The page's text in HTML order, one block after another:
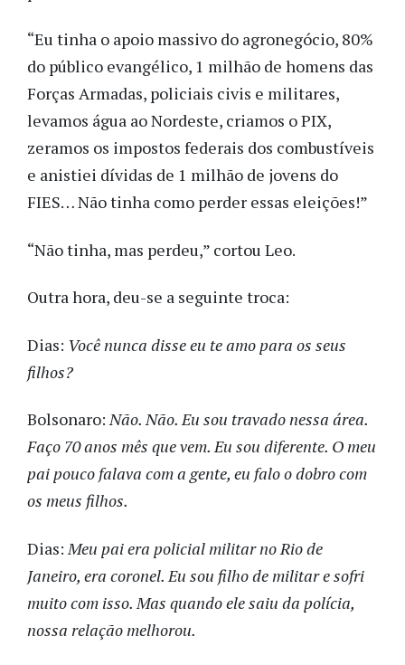
“Eu tinha o apoio massivo do agronegócio, 80%
do público evangélico, 1 milhão de homens das
Forças Armadas, policiais civis e militares,
levamos água ao Nordeste, criamos o PIX,
zeramos os impostos federais dos combustíveis
e anistiei dívidas de 1 milhão de jovens do
FIES… Não tinha como perder essas eleições!”
“Não tinha, mas perdeu,” cortou Leo.
Outra hora, deu-se a seguinte troca:
Dias: Você nunca disse eu te amo para os seus
filhos?
Bolsonaro:Não. Não. Eu sou travado nessa área.
Faço 70 anos mês que vem. Eu sou diferente. O meu
pai pouco falava com a gente, eu falo o dobro com
os meus filhos.
Dias: Meu pai era policial militar no Rio de
Janeiro, era coronel. Eu sou filho de militar e sofri
muito com isso. Mas quando ele saiu da polícia,
nossa relação melhorou.